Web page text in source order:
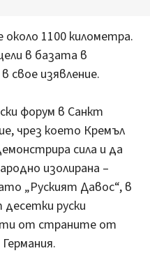
1100 километра.
в базата в
свое изявление.
форум в Санкт
чрез което Кремъл
сила и да
изолирана –
„Руският Давос“, в
десетки руски
от страните от